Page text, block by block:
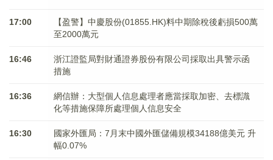
17:00
【盈警】中慶股份(01855.HK)料中期除稅後虧損500萬
至2000萬元
16:46
浙江證監局對財通證券股份有限公司採取出具警示函
措施
16:36
網信辦：大型個人信息處理者應當採取加密、去標識
化等措施保障所處理個人信息安全
16:30
國家外匯局：7月末中國外匯儲備規模34188億美元 升
幅0.07%